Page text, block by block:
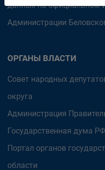
данных на официальном
Администрации
ОРГАНЫ ВЛАСТИ
Совет народных
округа
Администрация
Государственная дума РФ
Портал органов
области